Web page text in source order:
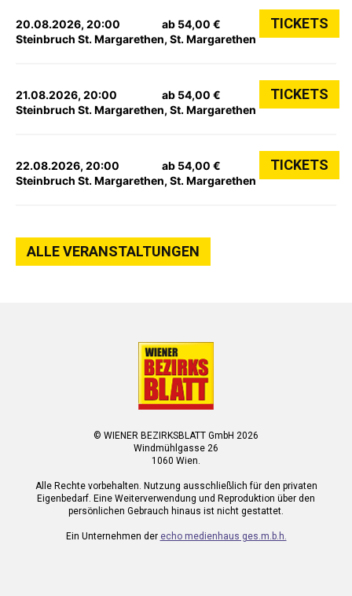
20.08.2026, 20:00
Steinbruch St. Margarethen, St. Margarethen
ab 54,00 € TICKETS
21.08.2026, 20:00
Steinbruch St. Margarethen, St. Margarethen
ab 54,00 € TICKETS
22.08.2026, 20:00
Steinbruch St. Margarethen, St. Margarethen
ab 54,00 € TICKETS
ALLE VERANSTALTUNGEN
© WIENER BEZIRKSBLATT GmbH 2026
Windmühlgasse 26
1060 Wien.
Alle Rechte vorbehalten. Nutzung ausschließlich für den privaten
Eigenbedarf. Eine Weiterverwendung und Reproduktion über den
persönlichen Gebrauch hinaus ist nicht gestattet.
Ein Unternehmen der echo medienhaus ges.m.b.h.